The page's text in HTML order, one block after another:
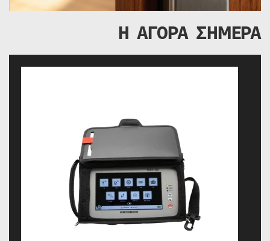
Η ΑΓΟΡΑ ΣΗΜΕΡΑ